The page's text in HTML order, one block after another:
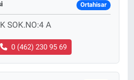
Ortahisar
SOK.NO:4 A
0 (462) 230 95 69